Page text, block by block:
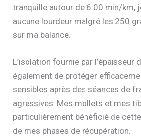
tranquille autour de 6:00 min/km,
aucune lourdeur malgré les 250
sur ma balance.
L’isolation fournie par l’épaisseur
également de protéger
sensibles après des séances de
agressives. Mes mollets et mes
particulièrement bénéficié de
de mes phases de récupération.